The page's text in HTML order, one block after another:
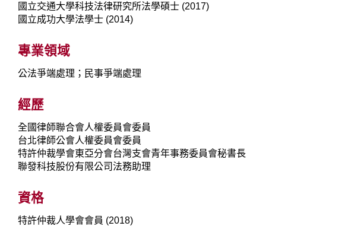
國立交通大學科技法律研究所法學碩士 (2017)
國立成功大學法學士 (2014)
專業領域
公法爭端處理；民事爭端處理
經歷
全國律師聯合會人權委員會委員
台北律師公會人權委員會委員
特許仲裁學會東亞分會台灣支會青年事務委員會秘書長
聯發科技股份有限公司法務助理
資格
特許仲裁人學會會員 (2018)